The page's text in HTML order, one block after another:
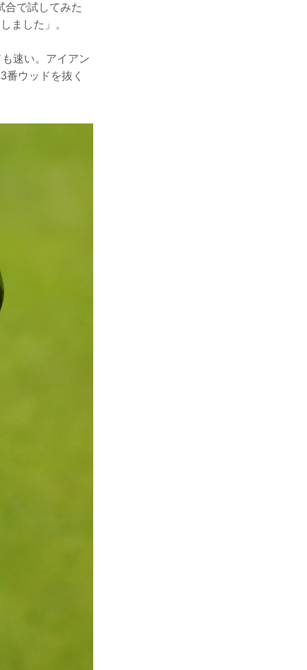
合で試してみた
ました」。
速い。アイアン
ウッドを抜く